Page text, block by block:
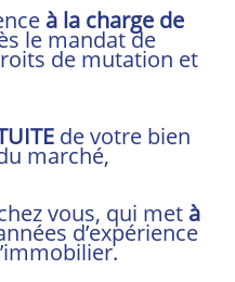
à la charge de
le mandat de
de mutation et
de votre bien
marché,
vous, qui met à
d’expérience